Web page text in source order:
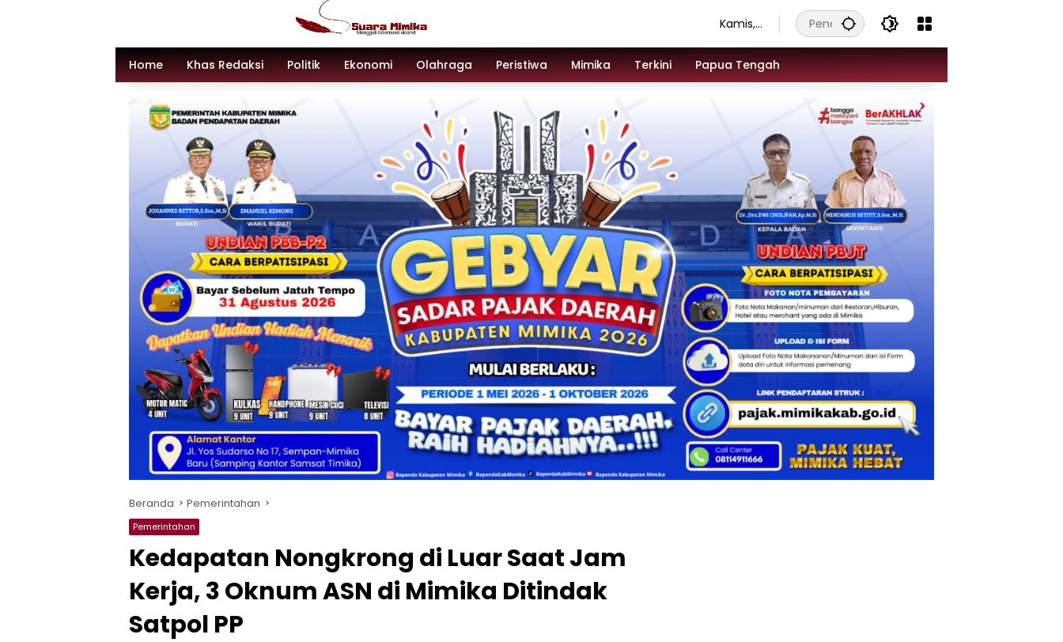
Kamis,
Agustu
s 2026
Home Khas Redaksi Politik Ekonomi Olahraga Peristiwa Mimika Terkini Papua Tengah
Beranda Pemerintahan
Pemerintahan
Kedapatan Nongkrong di Luar Saat Jam
Kerja, 3 Oknum ASN di Mimika Ditindak
Satpol PP